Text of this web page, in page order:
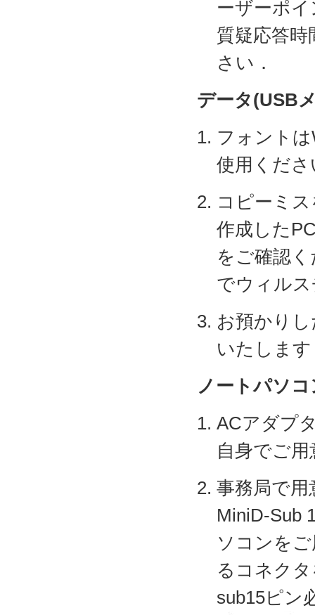
ーザーポ
質疑応答
さい．
データ(USB
フォント
使用くださ
コピーミ
作成した
をご確認
でウィル
お預かり
いたしま
ノートパソ
ACアダプ
自身でご
事務局で
MiniD-Sub
ソコンを
るコネク
sub15ピン